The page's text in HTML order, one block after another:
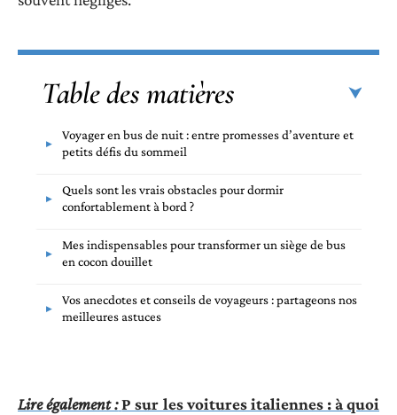
Table des matières
Voyager en bus de nuit : entre promesses d’aventure et
petits défis du sommeil
Quels sont les vrais obstacles pour dormir
confortablement à bord ?
Mes indispensables pour transformer un siège de bus
en cocon douillet
Vos anecdotes et conseils de voyageurs : partageons nos
meilleures astuces
Lire également :P sur les voitures italiennes : à quoi